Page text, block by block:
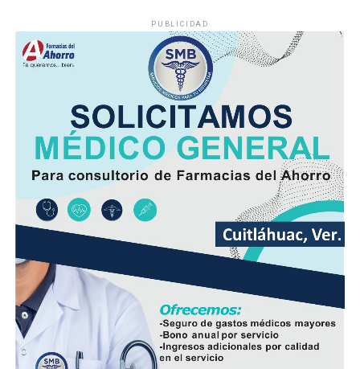
Asimismo, se pronostica la llegada de otra onda tropical
entre viernes y fin de semana.
Finalmente, la SPC de Veracruz recomienda a la
población vigilar el comportamiento de ríos y arroyos
de respuesta rápida y observar su entorno por posibles
derrumbes, deslaves y deslizamiento de laderas.
Además de conducir con precaución por disminución de
la visibilidad y anegamientos urbanos, viento arrachado,
descargas eléctricas y probables granizadas en áreas de
tormenta, entre otros efectos negativos.
PUBLICIDAD